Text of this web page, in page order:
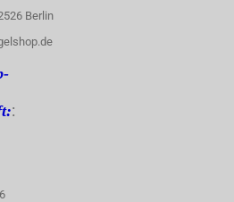
Berlin
: